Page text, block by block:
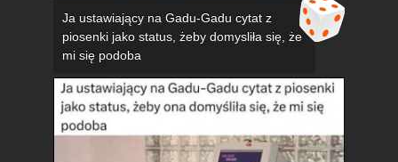
Ja ustawiający na Gadu-Gadu cytat z
piosenki jako status, żeby domysliła się, że
mi się podoba